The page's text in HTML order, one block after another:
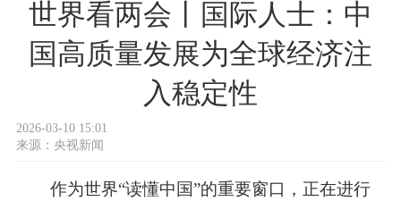
世界看两会丨国际人士：中
国高质量发展为全球经济注
入稳定性
2026-03-10 15:01
来源： 央视新闻
作为世界“读懂中国”的重要窗口，正在进行